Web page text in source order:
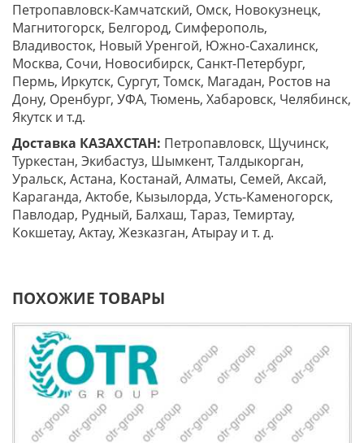
Петропавловск-Камчатский, Омск, Новокузнецк,
Магнитогорск, Белгород, Симферополь,
Владивосток, Новый Уренгой, Южно-Сахалинск,
Москва, Сочи, Новосибирск, Санкт-Петербург,
Пермь, Иркутск, Сургут, Томск, Магадан, Ростов на
Дону, Оренбург, УФА, Тюмень, Хабаровск, Челябинск,
Якутск и т.д.
Доставка КАЗАХСТАН: Петропавловск, Щучинск,
Туркестан, Экибастуз, Шымкент, Талдыкорган,
Уральск, Астана, Костанай, Алматы, Семей, Аксай,
Караганда, Актобе, Кызылорда, Усть-Каменогорск,
Павлодар, Рудный, Балхаш, Тараз, Темиртау,
Кокшетау, Актау, Жезказган, Атырау и т. д.
ПОХОЖИЕ ТОВАРЫ